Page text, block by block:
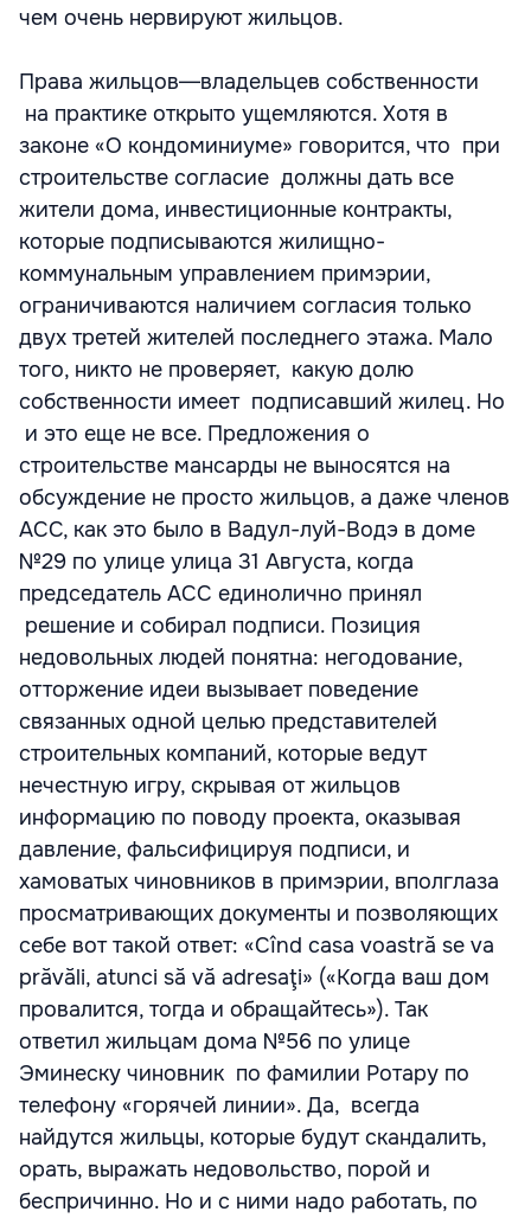
чем очень нервируют жильцов.
Права жильцов―владельцев собственности
на практике открыто ущемляются. Хотя в
законе «О кондоминиуме» говорится, что при
строительстве согласие должны дать все
жители дома, инвестиционные контракты,
которые подписываются жилищно-
коммунальным управлением примэрии,
ограничиваются наличием согласия только
двух третей жителей последнего этажа. Мало
того, никто не проверяет, какую долю
собственности имеет подписавший жилец. Но
и это еще не все. Предложения о
строительстве мансарды не выносятся на
обсуждение не просто жильцов, а даже членов
АСС, как это было в Вадул-луй-Водэ в доме
№29 по улице улица 31 Августа, когда
председатель АСС единолично принял
решение и собирал подписи. Позиция
недовольных людей понятна: негодование,
отторжение идеи вызывает поведение
связанных одной целью представителей
строительных компаний, которые ведут
нечестную игру, скрывая от жильцов
информацию по поводу проекта, оказывая
давление, фальсифицируя подписи, и
хамоватых чиновников в примэрии, вполглаза
просматривающих документы и позволяющих
себе вот такой ответ: «Cînd casa voastră se va
prăvăli, atunci să vă adresaţi» («Когда ваш дом
провалится, тогда и обращайтесь»). Так
ответил жильцам дома №56 по улице
Эминеску чиновник по фамилии Ротару по
телефону «горячей линии». Да, всегда
найдутся жильцы, которые будут скандалить,
орать, выражать недовольство, порой и
беспричинно. Но и с ними надо работать, по